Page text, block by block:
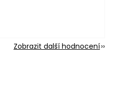
Zobrazit další hodnocení